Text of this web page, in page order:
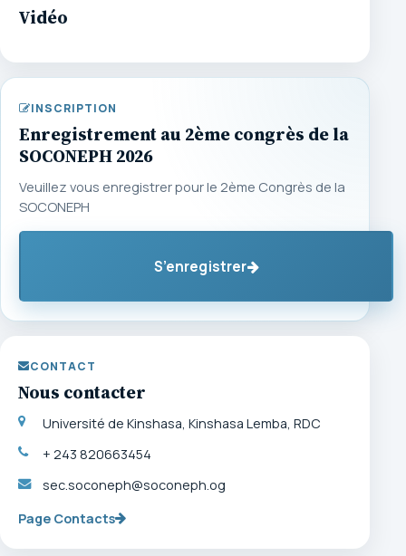
Vidéo
INSCRIPTION
Enregistrement au 2ème congrès de la
SOCONEPH 2026
Veuillez vous enregistrer pour le 2ème Congrès de la
SOCONEPH
S’enregistrer
CONTACT
Nous contacter
Université de Kinshasa, Kinshasa Lemba, RDC
+ 243 820663454
sec.soconeph@soconeph.og
Page Contacts